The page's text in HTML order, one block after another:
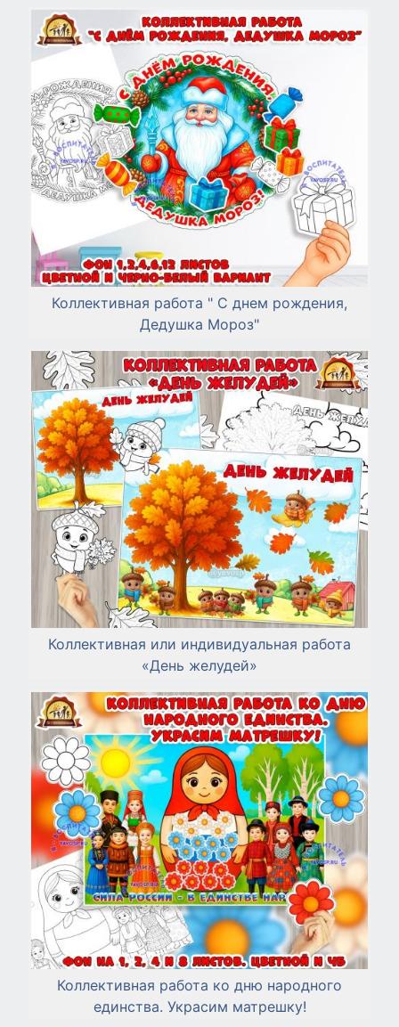
Коллективная работа " С днем рождения,
Дедушка Мороз"
Коллективная или индивидуальная работа
«День желудей»
Коллективная работа ко дню народного
единства. Украсим матрешку!